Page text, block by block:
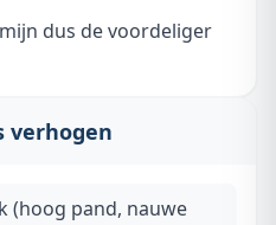
dus de voordeliger
verhogen
(hoog pand, nauwe